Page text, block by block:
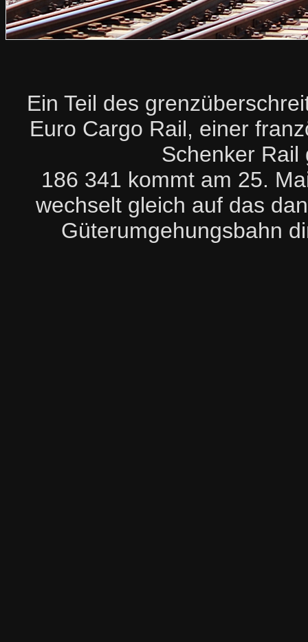
Ein Teil des
Euro Cargo Rail, einer
Schenker Rail
186 341 kommt am 25.
wechselt gleich auf das
Güterumgehungsbahn